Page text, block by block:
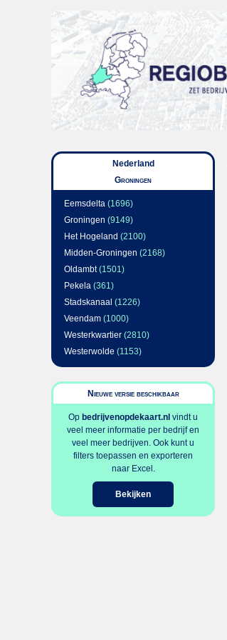
Nederland
Groningen
Eemsdelta (1696)
Groningen (9149)
Het Hogeland (2100)
Midden-Groningen (2168)
Oldambt(1501)
Pekela (361)
Stadskanaal (1226)
Veendam (1000)
Westerkwartier (2810)
Westerwolde (1153)
Nieuwe versie beschikbaar
Op bedrijvenopdekaart.nl vindt u
veel meer informatie per bedrijf en
veel meer bedrijven. Ook kunt u
filters toepassen en exporteren
naar Excel.
Bekijken